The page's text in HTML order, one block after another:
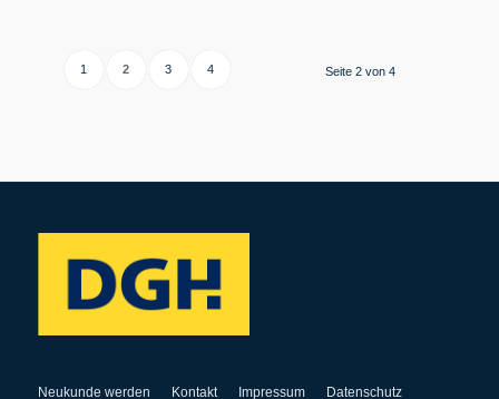
Seite 2 von 4
1 2 3 4
Neukunde werden Kontakt Impressum Datenschutz